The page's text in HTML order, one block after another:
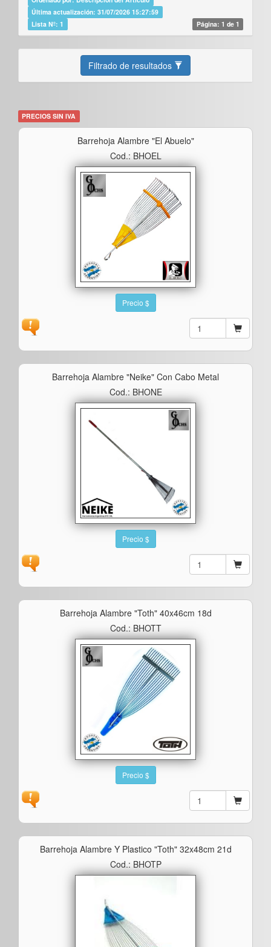
Última actualización: 31/07/2026 15:27:59
Lista Nº: 1
Página: 1 de 1
Filtrado de resultados
PRECIOS SIN IVA
Barrehoja Alambre "el Abuelo"
Cod.: BHOEL
Precio $
Barrehoja Alambre "neike" Con Cabo Metal
Cod.: BHONE
Precio $
Barrehoja Alambre "toth" 40x46cm 18d
Cod.: BHOTT
Precio $
Barrehoja Alambre Y Plastico "toth" 32x48cm 21d
Cod.: BHOTP